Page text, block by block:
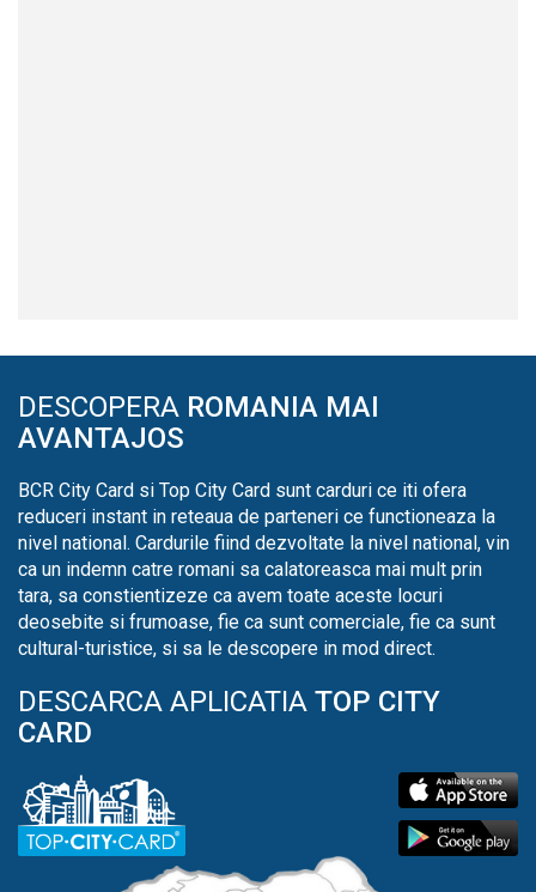
DESCOPERA ROMANIA MAI
AVANTAJOS
BCR City Card si Top City Card sunt carduri ce iti ofera
reduceri instant in reteaua de parteneri ce functioneaza la
nivel national. Cardurile fiind dezvoltate la nivel national, vin
ca un indemn catre romani sa calatoreasca mai mult prin
tara, sa constientizeze ca avem toate aceste locuri
deosebite si frumoase, fie ca sunt comerciale, fie ca sunt
cultural-turistice, si sa le descopere in mod direct.
DESCARCA APLICATIA TOP CITY
CARD